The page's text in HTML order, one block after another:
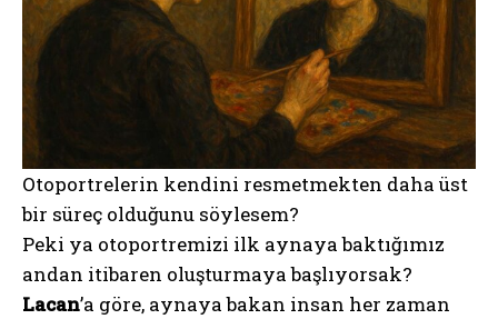
Otoportrelerin kendini resmetmekten daha üst
bir süreç olduğunu söylesem?
Peki ya otoportremizi ilk aynaya baktığımız
andan itibaren oluşturmaya başlıyorsak?
Lacan’a göre, aynaya bakan insan her zaman